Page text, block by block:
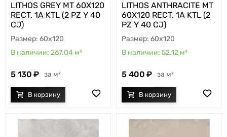
LITHOS GREY MT 60X120
RECT. 1A KTL (2 PZ Y 40
CJ)
60x120
267.04 м²
5 130 м²
LITHOS ANTHRACITE MT
60X120 RECT. 1A KTL (2
PZ Y 40 CJ)
60x120
52.12 м²
5 400 м²